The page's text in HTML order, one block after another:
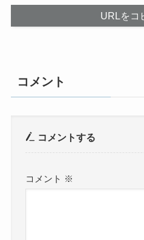
URLをコ
コメント
コメントする
コメント ※